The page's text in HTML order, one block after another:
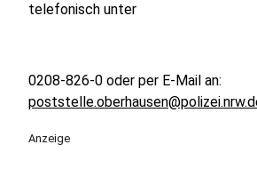
telefonisch unter
0208-826-0 oder per E-Mail an:
Anzeige